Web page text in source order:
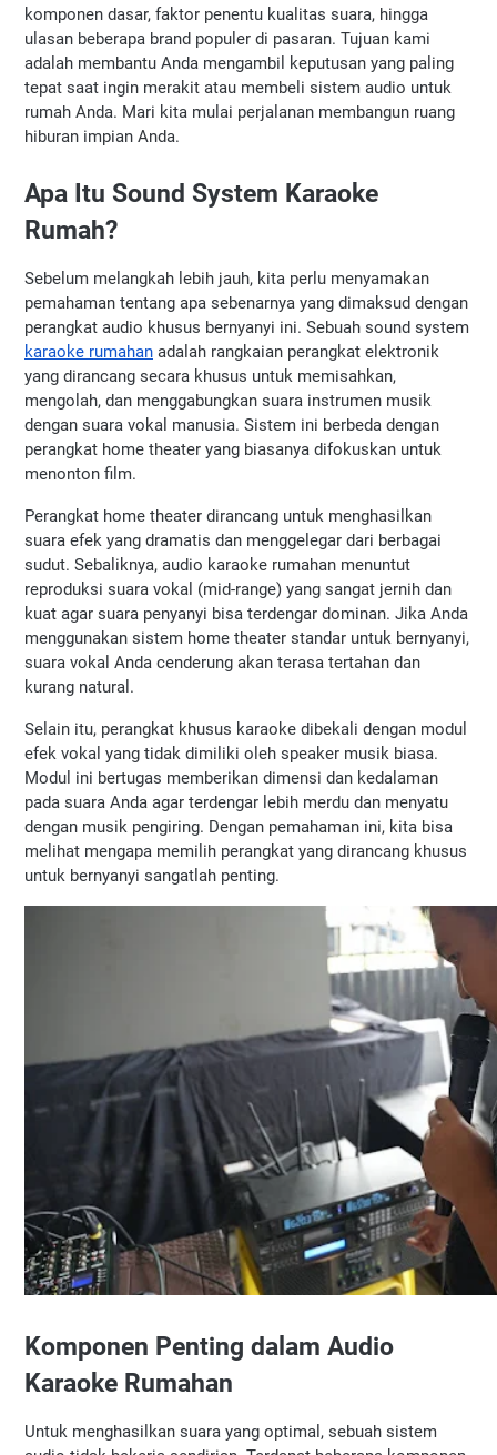
komponen dasar, faktor penentu kualitas suara, hingga
ulasan beberapa brand populer di pasaran. Tujuan kami
adalah membantu Anda mengambil keputusan yang paling
tepat saat ingin merakit atau membeli sistem audio untuk
rumah Anda. Mari kita mulai perjalanan membangun ruang
hiburan impian Anda.
Apa Itu Sound System Karaoke
Rumah?
Sebelum melangkah lebih jauh, kita perlu menyamakan
pemahaman tentang apa sebenarnya yang dimaksud dengan
karaoke rumahan adalah rangkaian perangkat elektronik
yang dirancang secara khusus untuk memisahkan,
mengolah, dan menggabungkan suara instrumen musik
dengan suara vokal manusia. Sistem ini berbeda dengan
perangkat home theater yang biasanya difokuskan untuk
menonton film.
Perangkat home theater dirancang untuk menghasilkan
suara efek yang dramatis dan menggelegar dari berbagai
sudut. Sebaliknya, audio karaoke rumahan menuntut
reproduksi suara vokal (mid-range) yang sangat jernih dan
kuat agar suara penyanyi bisa terdengar dominan. Jika Anda
menggunakan sistem home theater standar untuk bernyanyi,
suara vokal Anda cenderung akan terasa tertahan dan
kurang natural.
Selain itu, perangkat khusus karaoke dibekali dengan modul
efek vokal yang tidak dimiliki oleh speaker musik biasa.
Modul ini bertugas memberikan dimensi dan kedalaman
pada suara Anda agar terdengar lebih merdu dan menyatu
dengan musik pengiring. Dengan pemahaman ini, kita bisa
melihat mengapa memilih perangkat yang dirancang khusus
untuk bernyanyi sangatlah penting.
Komponen Penting dalam Audio
Karaoke Rumahan
Untuk menghasilkan suara yang optimal, sebuah sistem